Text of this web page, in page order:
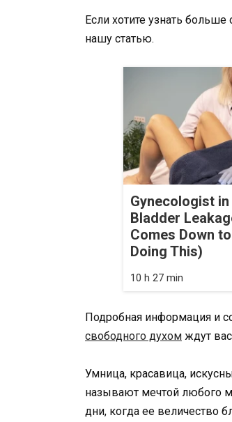
Если хотите узнать больше
нашу статью.
Gynecologist
Bladder
Comes Down
Doing This)
10 h 27 min
Подробная информация и
свободного духом ждут
Умница, красавица,
называют мечтой любого
дни, когда ее величество